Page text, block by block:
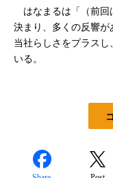
はなまるは「（前回
決まり、多くの反響が
当社らしさをプラス
いる。